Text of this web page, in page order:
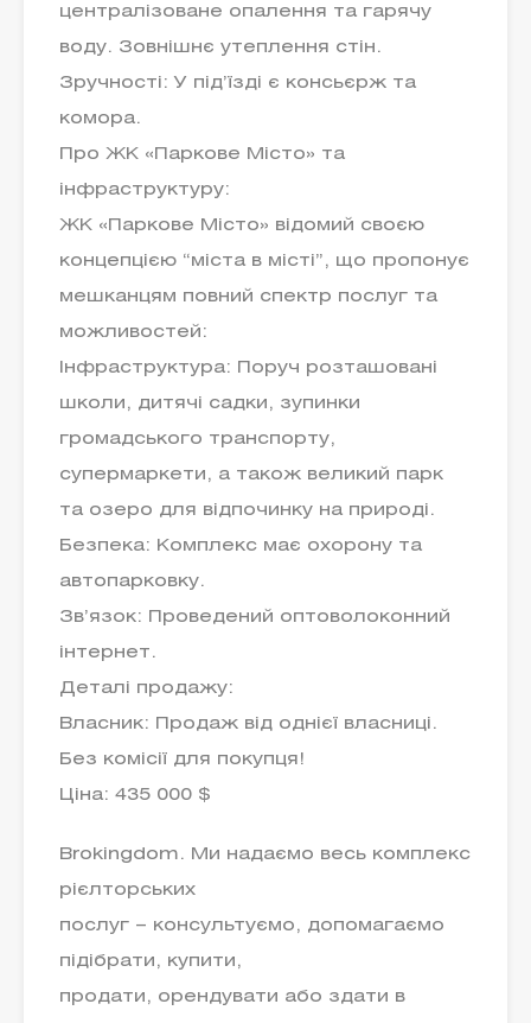
централізоване опалення та гарячу
воду. Зовнішнє утеплення стін.
Зручності: У під’їзді є консьєрж та
комора.
Про ЖК «Паркове Місто» та
інфраструктуру:
ЖК «Паркове Місто» відомий своєю
концепцією “міста в місті”, що пропонує
мешканцям повний спектр послуг та
можливостей:
Інфраструктура: Поруч розташовані
школи, дитячі садки, зупинки
громадського транспорту,
супермаркети, а також великий парк
та озеро для відпочинку на природі.
Безпека: Комплекс має охорону та
автопарковку.
Зв’язок: Проведений оптоволоконний
інтернет.
Деталі продажу:
Власник: Продаж від однієї власниці.
Без комісії для покупця!
Ціна: 435 000 $
Brokingdom. Ми надаємо весь комплекс
рієлторських
послуг – консультуємо, допомагаємо
підібрати, купити,
продати, орендувати або здати в